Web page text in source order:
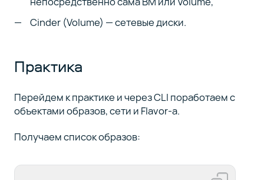
Cinder (Volume) — сетевые диски.
Практика
Перейдем к практике и через CLI поработаем с
объектами образов, сети и Flavor-а.
Получаем список образов: